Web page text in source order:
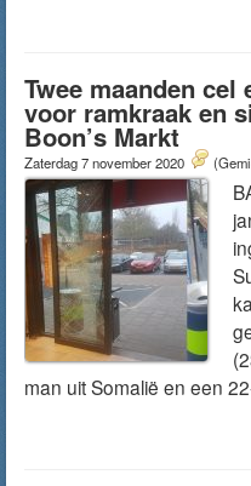
Twee maanden
voor ramkraak en
Boon’s Markt
Zaterdag 7 november 2020
man uit Somalië en een